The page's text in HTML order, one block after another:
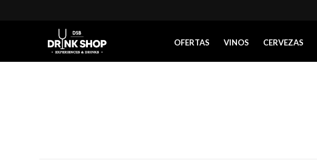
OFERTAS VINOS CERVEZAS